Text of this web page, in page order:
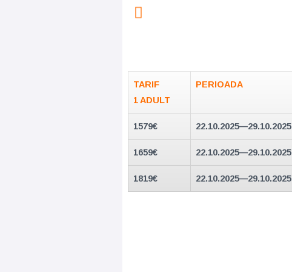
TARIF
1 ADULT
PERIOADA
1579€ 22.10.2025—29.10.2025
1659€ 22.10.2025—29.10.2025
1819€ 22.10.2025—29.10.2025